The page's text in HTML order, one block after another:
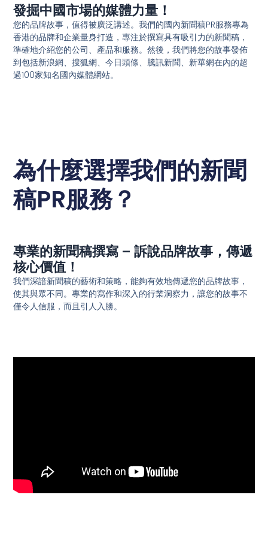
發掘中國市場的媒體力量！
您的品牌故事，值得被廣泛講述。我們的國內新聞稿PR服務專為
香港的品牌和企業量身打造，專注於撰寫具有吸引力的新聞稿，
準確地介紹您的公司、產品和服務。然後，我們將您的故事發佈
到包括新浪網、搜狐網、今日頭條、騰訊新聞、新華網在內的超
過100家知名國內媒體網站。
為什麼選擇我們的新聞
稿PR服務？
專業的新聞稿撰寫 – 訴說品牌故事，傳遞
核心價值！
我們深諳新聞稿的藝術和策略，能夠有效地傳遞您的品牌故事，
使其與眾不同。專業的寫作和深入的行業洞察力，讓您的故事不
僅令人信服，而且引人入勝。